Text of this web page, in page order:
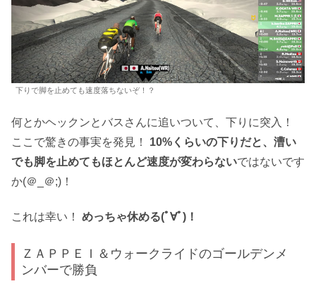
下りで脚を止めても速度落ちないぞ！？
何とかヘックンとバスさんに追いついて、下りに突入！
ここで驚きの事実を発見！ 10%くらいの下りだと、漕い
でも脚を止めてもほとんど速度が変わらないではないです
か(＠_＠;)！
これは幸い！ めっちゃ休める(ﾟ∀ﾟ)！
ＺＡＰＰＥＩ＆ウォークライドのゴールデンメ
ンバーで勝負